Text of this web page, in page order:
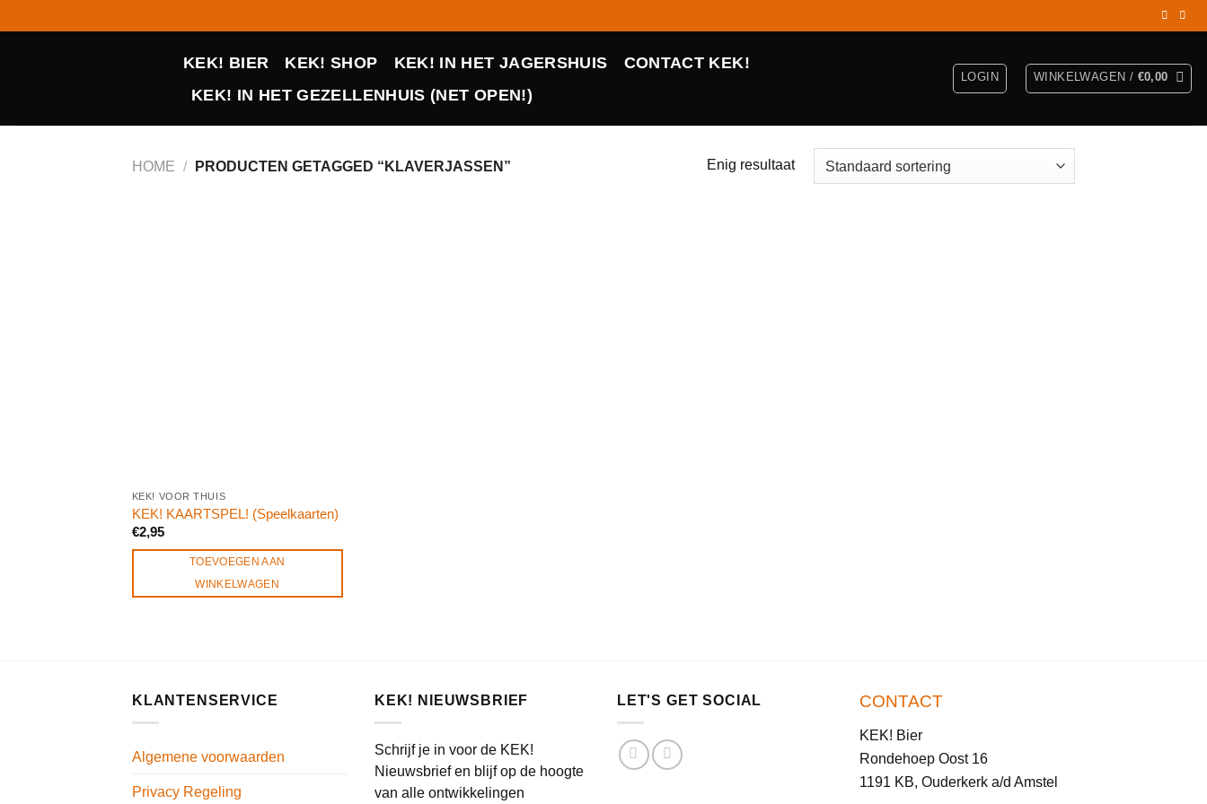
naar
KEK! BIER KEK! SHOP KEK! IN HET JAGERSHUIS
CONTACT KEK!
KEK! IN HET GEZELLENHUIS (NET OPEN!)
LOGIN WINKELWAGEN / €0,00
HOME / PRODUCTEN GETAGGED “KLAVERJASSEN” Enig resultaat
KEK! VOOR THUIS
KEK! KAARTSPEL! (Speelkaarten)
€2,95
TOEVOEGEN AAN
WINKELWAGEN
KLANTENSERVICE
Algemene voorwaarden
Privacy Regeling
KEK! NIEUWSBRIEF
Schrijf je in voor de KEK!
Nieuwsbrief en blijf op de hoogte
van alle ontwikkelingen
LET'S GET SOCIAL CONTACT
KEK! Bier
Rondehoep Oost 16
1191 KB, Ouderkerk a/d Amstel